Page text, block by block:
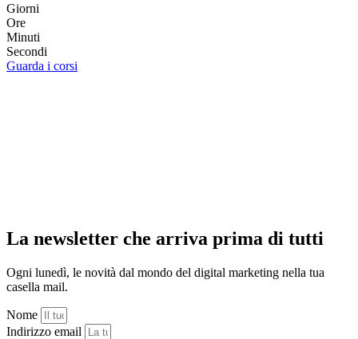
Giorni
Ore
Minuti
Secondi
Guarda i corsi
La newsletter che arriva prima di tutti
Ogni lunedì, le novità dal mondo del digital marketing nella tua
casella mail.
Nome
Indirizzo email